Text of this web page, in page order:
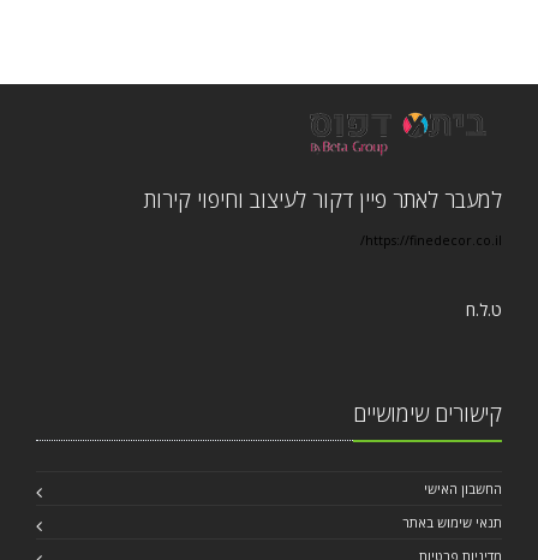
למעבר לאתר פיין דקור לעיצוב וחיפוי קירות
https://finedecor.co.il/
ט.ל.ח
קישורים שימושיים
החשבון האישי
תנאי שימוש באתר
מדיניות פרטיות